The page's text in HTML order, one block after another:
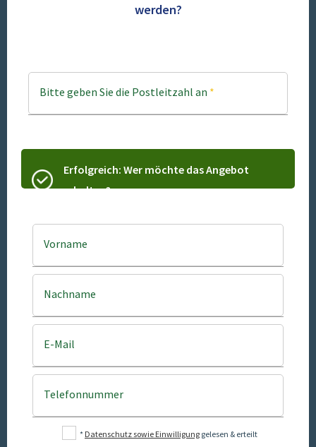
werden?
Bitte geben Sie die Postleitzahl an *
Erfolgreich: Wer möchte das Angebot
erhalten?
Vorname
Nachname
E-Mail
Telefonnummer
* Datenschutz sowie Einwilligung gelesen & erteilt